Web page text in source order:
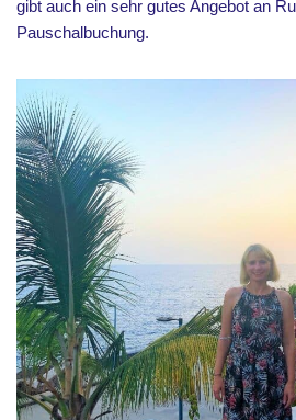
gibt auch ein sehr gutes Angebot an
Pauschalbuchung.